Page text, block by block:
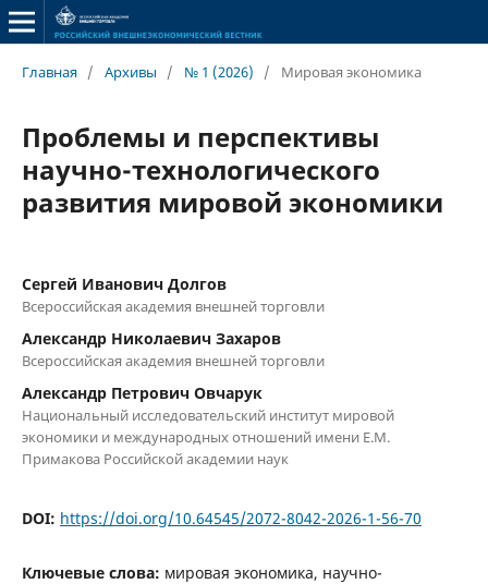
Главная / Архивы / № 1 (2026) / Мировая экономика
Проблемы и перспективы
научно-технологического
развития мировой экономики
Сергей Иванович Долгов
Всероссийская академия внешней торговли
Александр Николаевич Захаров
Всероссийская академия внешней торговли
Александр Петрович Овчарук
Национальный исследовательский институт мировой
экономики и международных отношений имени Е.М.
Примакова Российской академии наук
DOI: https://doi.org/10.64545/2072-8042-2026-1-56-70
Ключевые слова: мировая экономика, научно-